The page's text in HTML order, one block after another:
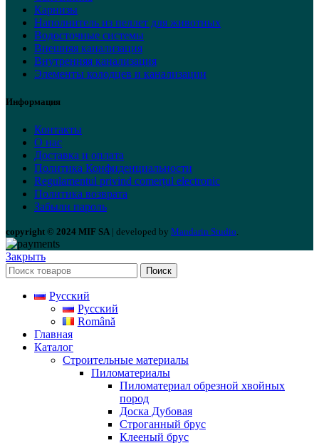
Карнизы
Наполнитель из пеллет для животных
Водосточные системы
Внешняя канализация
Внутренняя канализация
Элементы колодцев и канализации
Информация
Контакты
О нас
Доставка и оплата
Политика Конфиденциальности
Regulamentul privind comerțul electronic
Политика возврата
Забыли пароль
copyright © 2024 MIF SA | developed by Mandarin Studio.
Закрыть
Поиск
Русский
Русский
Română
Главная
Каталог
Строительные материалы
Пиломатериалы
Пиломатериал обрезной хвойных
пород
Доска Дубовая
Строганный брус
Клееный брус